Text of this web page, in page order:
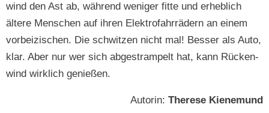
wind den Ast ab, während weniger fitte und erhe­blich
ältere Men­schen auf ihren Elek­tro­fahrrädern an einem
vor­beizis­chen. Die schwitzen nicht mal! Bess­er als Auto,
klar. Aber nur wer sich abges­tram­pelt hat, kann Rück­en­
wind wirk­lich genießen.
Autorin: Therese Kiene­mu­nd